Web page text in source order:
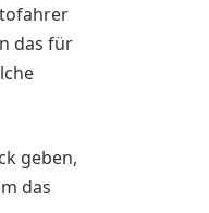
das für
geben,
das